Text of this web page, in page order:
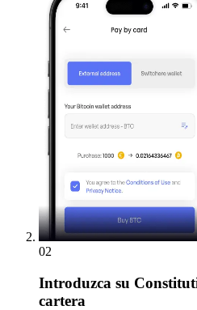
02
Introduzca su
cartera